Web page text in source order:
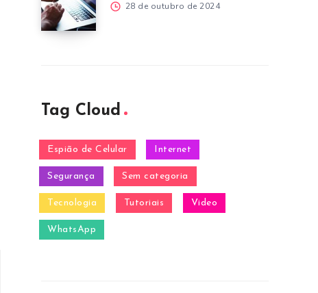
28 de outubro de 2024
Tag Cloud
Espião de Celular Internet
Segurança Sem categoria
Tecnologia Tutoriais Video
WhatsApp